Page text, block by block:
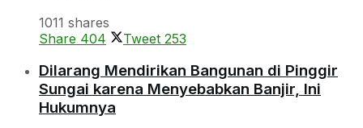
1011 shares
Share 404 Tweet 253
Dilarang Mendirikan Bangunan di Pinggir
Sungai karena Menyebabkan Banjir, Ini
Hukumnya